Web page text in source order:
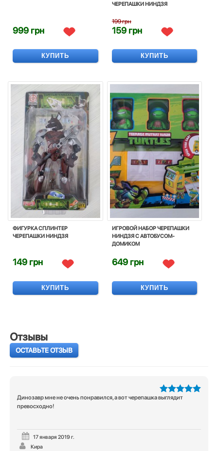
999 грн
КУПИТЬ
ЧЕРЕПАШКИ НИНДЗЯ
199 грн
159 грн
КУПИТЬ
ФИГУРКА СПЛИНТЕР
ЧЕРЕПАШКИ НИНДЗЯ
149 грн
КУПИТЬ
ИГРОВОЙ НАБОР ЧЕРЕПАШКИ
НИНДЗЯ С АВТОБУСОМ-
ДОМИКОМ
649 грн
КУПИТЬ
Отзывы
ОСТАВЬТЕ ОТЗЫВ
5из 5
Динозавр мне не очень понравился, а вот черепашка выглядит
превосходно!
17 января 2019 г.
Кира